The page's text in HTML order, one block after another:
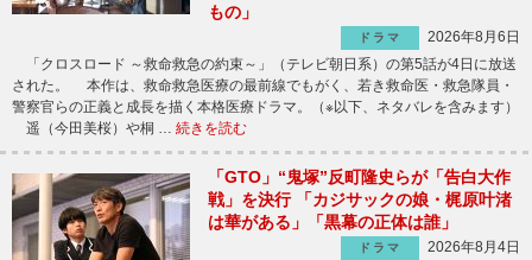
もの」
ドラマ
2026年8月6日
「クロスロード ～救命救急の約束～」（テレビ朝日系）の第5話が4日に放送
された。 本作は、救命救急医療の最前線でもがく、若き救命医・救急隊員・
警察官らの正義と成長を描く本格医療ドラマ。（※以下、ネタバレを含みます）
遥（今田美桜）や桐 … 続きを読む
「GTO」“鬼塚”反町隆史らが「告白大作
戦」を決行 「カジサックの娘・梶原叶渚
は華がある」「黒幕の正体は誰」
ドラマ
2026年8月4日